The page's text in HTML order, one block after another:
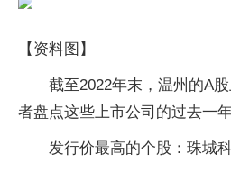
【资料图】
截至2022年末，温州的A
者盘点这些上市公司的过去一年
发行价最高的个股：珠城